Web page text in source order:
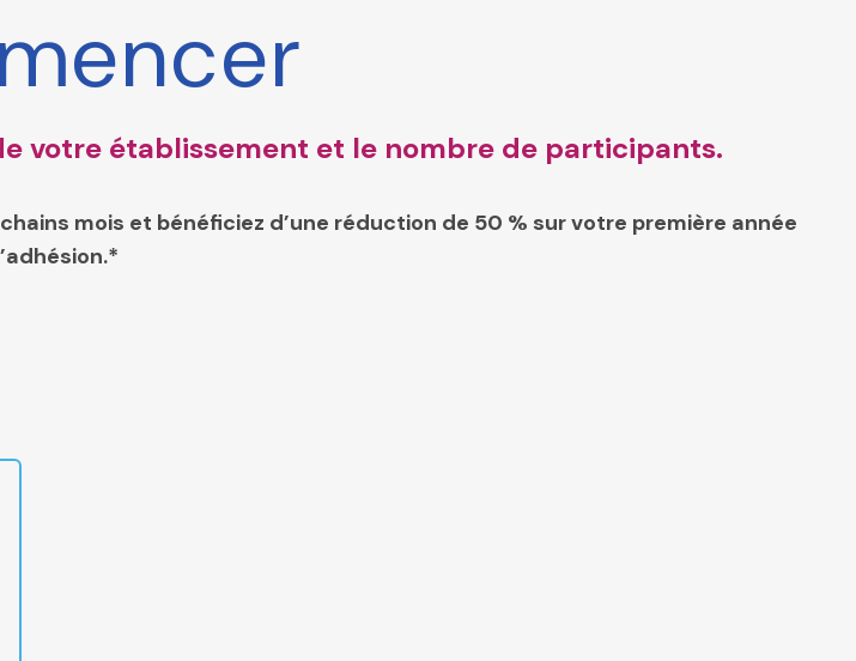
votre établissement et le nombre de participants.
mois et bénéficiez d’une réduction de 50 % sur votre première année